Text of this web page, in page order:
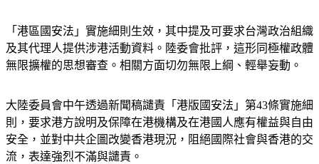
「港區國安法」實施細則生效，其中提及可要求台灣政治組織
及其代理人提供涉港活動資料。陸委會批評，這形同極權政體
無限擴權的思想審查。相關方面切勿無限上綱、輕舉妄動。
大陸委員會中午透過新聞稿譴責「港版國安法」第43條實施細
則，要求港方說明及保障在港機構及在港國人應有權益與自由
安全，並對中共企圖改變香港現況，阻絕國際社會與香港的交
流，表達強烈不滿與譴責。